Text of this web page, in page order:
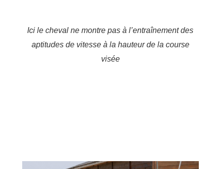
Ici le cheval ne montre pas à l’entraînement des
aptitudes de vitesse à la hauteur de la course
visée